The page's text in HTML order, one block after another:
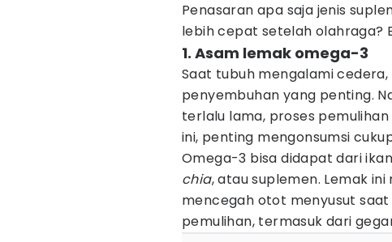
Penasaran apa saja jenis
lebih cepat setelah olahraga?
1. Asam lemak omega-3
Saat tubuh mengalami
penyembuhan yang penting.
terlalu lama, proses
ini, penting mengonsumsi
Omega-3 bisa didapat dari
chia, atau suplemen. Lemak
mencegah otot menyusut
pemulihan, termasuk dari